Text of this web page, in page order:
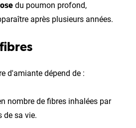
du poumon profond,
après plusieurs années.
d'amiante dépend de :
nombre de fibres inhalées par
de sa vie.